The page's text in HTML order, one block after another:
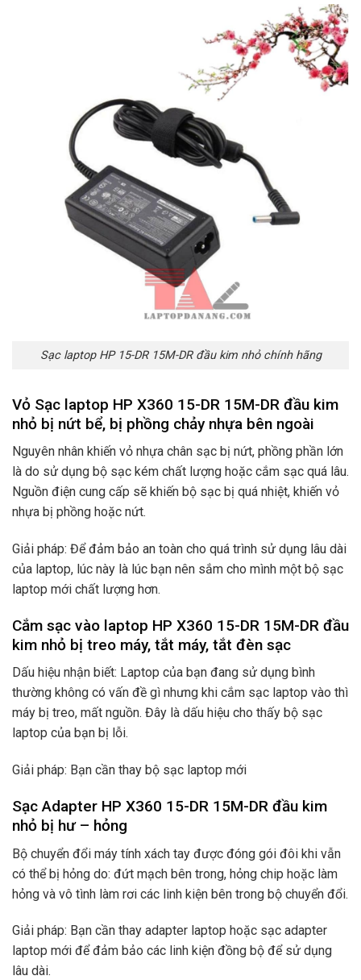
Sạc laptop HP 15-DR 15M-DR đầu kim nhỏ chính hãng
Vỏ Sạc laptop HP X360 15-DR 15M-DR đầu kim
nhỏ bị nứt bể, bị phồng chảy nhựa bên ngoài
Nguyên nhân khiến vỏ nhựa chân sạc bị nứt, phồng phần lớn
là do sử dụng bộ sạc kém chất lượng hoặc cắm sạc quá lâu.
Nguồn điện cung cấp sẽ khiến bộ sạc bị quá nhiệt, khiến vỏ
nhựa bị phồng hoặc nứt.
Giải pháp: Để đảm bảo an toàn cho quá trình sử dụng lâu dài
của laptop, lúc này là lúc bạn nên sắm cho mình một bộ sạc
laptop mới chất lượng hơn.
Cắm sạc vào laptop HP X360 15-DR 15M-DR đầu
kim nhỏ bị treo máy, tắt máy, tắt đèn sạc
Dấu hiệu nhận biết: Laptop của bạn đang sử dụng bình
thường không có vấn đề gì nhưng khi cắm sạc laptop vào thì
máy bị treo, mất nguồn. Đây là dấu hiệu cho thấy bộ sạc
laptop của bạn bị lỗi.
Giải pháp: Bạn cần thay bộ sạc laptop mới
Sạc Adapter HP X360 15-DR 15M-DR đầu kim
nhỏ bị hư – hỏng
Bộ chuyển đổi máy tính xách tay được đóng gói đôi khi vẫn
có thể bị hỏng do: đứt mạch bên trong, hỏng chip hoặc làm
hỏng và vô tình làm rơi các linh kiện bên trong bộ chuyển đổi.
Giải pháp: Bạn cần thay adapter laptop hoặc sạc adapter
laptop mới để đảm bảo các linh kiện đồng bộ để sử dụng
lâu dài.